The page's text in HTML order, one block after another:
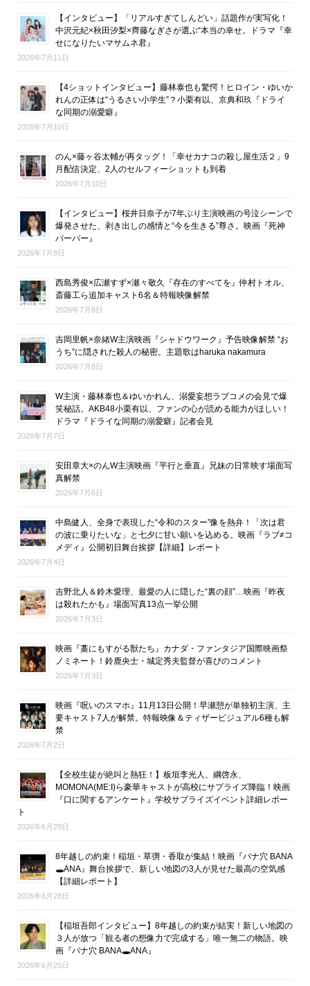
【インタビュー】「リアルすぎてしんどい」話題作が実写化！
中沢元紀×秋田汐梨×齊藤なぎさが選ぶ“本当の幸せ。ドラマ『幸
せになりたいマサムネ君』
2026年7月11日
【4ショットインタビュー】藤林泰也も驚愕！ヒロイン・ゆいか
れんの正体は“うるさい小学生”？小栗有以、京典和玖『ドライ
な同期の溺愛癖』
2026年7月10日
のん×藤ヶ谷太輔が再タッグ！「幸せカナコの殺し屋生活２」9
月配信決定、2人のセルフィーショットも到着
2026年7月10日
【インタビュー】桜井日奈子が7年ぶり主演映画の号泣シーンで
爆発させた、剥き出しの感情と“今を生きる”尊さ。映画『死神
バーバー』
2026年7月8日
西島秀俊×広瀬すず×瀬々敬久『存在のすべてを』仲村トオル、
斎藤工ら追加キャスト6名＆特報映像解禁
2026年7月8日
吉岡里帆×奈緒W主演映画『シャドウワーク』予告映像解禁 “お
うち”に隠された殺人の秘密。主題歌はharuka nakamura
2026年7月8日
W主演・藤林泰也＆ゆいかれん、溺愛妄想ラブコメの会見で爆
笑秘話。AKB48小栗有以、ファンの心が読める能力がほしい！
ドラマ『ドライな同期の溺愛癖』記者会見
2026年7月7日
安田章大×のんW主演映画『平行と垂直』兄妹の日常映す場面写
真解禁
2026年7月6日
中島健人、全身で表現した“令和のスター”像を熱弁！「次は君
の波に乗りたいな」と七夕に甘い願いを込める。映画『ラブ≠コ
メディ』公開初日舞台挨拶【詳細】レポート
2026年7月4日
吉野北人＆鈴木愛理、最愛の人に隠した“裏の顔”…映画『昨夜
は殺れたかも』場面写真13点一挙公開
2026年7月3日
映画『藁にもすがる獣たち』カナダ・ファンタジア国際映画祭
ノミネート！鈴鹿央士・城定秀夫監督が喜びのコメント
2026年7月3日
映画『呪いのスマホ』11月13日公開！早瀬憩が単独初主演、主
要キャスト7人が解禁。特報映像＆ティザービジュアル6種も解
禁
2026年7月2日
【全校生徒が絶叫と熱狂！】板垣李光人、綱啓永、
MOMONA(ME:I)ら豪華キャストが高校にサプライズ降臨！映画
『口に関するアンケート』学校サプライズイベント詳細レポー
ト
2026年6月29日
8年越しの約束！稲垣・草彅・香取が集結！映画『バナ穴 BANA
🕳ANA』舞台挨拶で、新しい地図の3人が見せた最高の空気感
【詳細レポート】
2026年6月28日
【稲垣吾郎インタビュー】8年越しの約束が結実！新しい地図の
３人が放つ「観る者の想像力で完成する」唯一無二の物語。映
画『バナ穴 BANA🕳ANA』
2026年6月25日